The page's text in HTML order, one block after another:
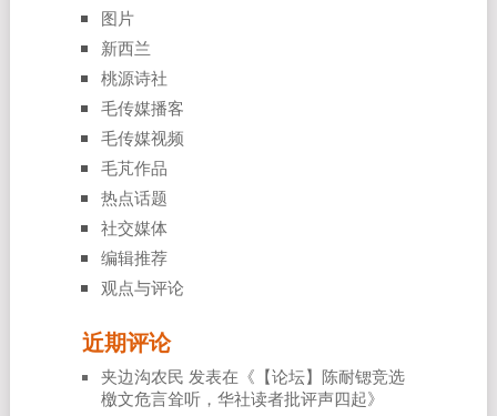
图片
新西兰
桃源诗社
毛传媒播客
毛传媒视频
毛芃作品
热点话题
社交媒体
编辑推荐
观点与评论
近期评论
夹边沟农民 发表在《 【论坛】陈耐锶竞选
檄文危言耸听，华社读者批评声四起》